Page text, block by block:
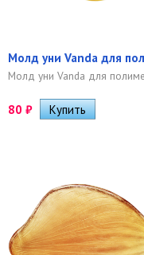
Молд уни Vanda для
Молд уни Vanda для
80 ₽